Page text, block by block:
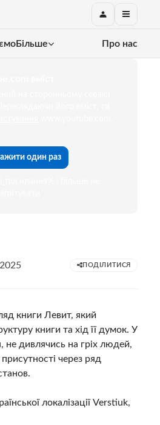
Більше Про нас
один раз
ПОДІЛИТИСЯ
книги Левит, який
книги та хід її думок. У
не дивлячись на гріх людей,
через ряд
локалізації Verstiuk,